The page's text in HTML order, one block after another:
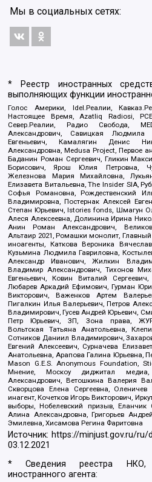
Мы в социальных сетях:
* Реестр иностранных
выполняющих функции
Голос Америки, Idel.Реалии,
Настоящее Время, Azatliq Radiosi,
Север.Реалии, Радио Свобода,
Александрович, Савицкая Людмила
Евгеньевич, Камалягин Денис
Александровна, Medusa Project, Первое
Баданин Роман Сергеевич, Гликин
Борисович, Ярош Юлия Петровна,
Железнова Мария Михайловна,
Елизавета Витальевна, The Insider SIA,
Софья Романовна, Рождественский
Владимировна, Постернак Алексей
Степан Юрьевич, Istories fonds, Шмагун
Алеся Алексеевна, Долинина Ирина
Анин Роман Александрович,
Альтаир 2021, Ромашки монолит,
иноагенты, Каткова Вероника
Кузьмина Людмила Гавриловна,
Александр Иванович, Жилкин
Владимир Александрович, Тихонов
Евгеньевич, Ковин Виталий
Любарев Аркадий Ефимович, Гурман
Викторович, Важенков Артем
Пигалкин Илья Валерьевич, Петров
Владимирович, Гусев Андрей Юрьевич,
Петр Юрьевич, ЗП, Зона права,
Вольтская Татьяна Анатольевна,
Сотников Даниил Владимирович,
Евгений Алексеевич, Сурначева
Анатольевна, Арапова Галина Юрьевна,
Mason G.E.S. Anonymous Foundation,
Мнение, Москоу диджитал
Александрович, Ветошкина Валерия
Скворцова Елена Сергеевна,
инагент, Кочетков Игорь Викторович,
выборы, Нобелевский призыв, Еланчик
Алина Александровна, Григорьев
Эмилевна, Хисамова Регина Фаритовна
Источник: https://minjust.gov.ru/
03.12.2021
* Сведения реестра НКО,
иностранного агента: